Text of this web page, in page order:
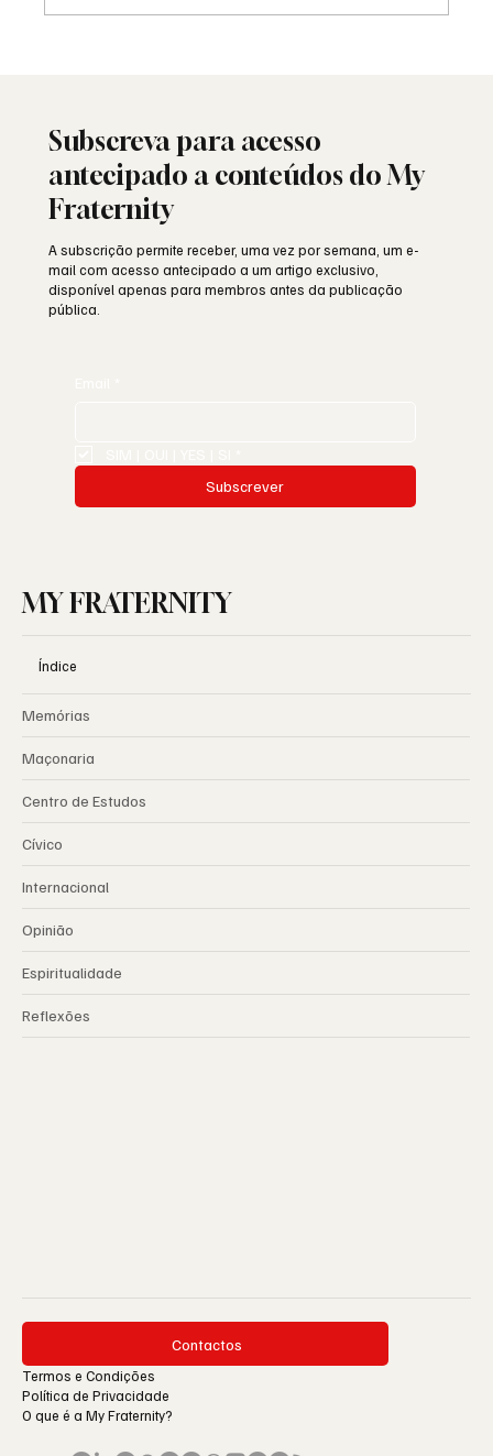
Subscreva para acesso
antecipado a conteúdos do My
Fraternity
A subscrição permite receber, uma vez por semana, um e-
mail com acesso antecipado a um artigo exclusivo,
disponível apenas para membros antes da publicação
pública.
Subscrever
MY FRATERNITY
Índice
Memórias
Maçonaria
Centro de Estudos
Cívico
Internacional
Opinião
Espiritualidade
Reflexões
Contactos
Termos e Condições
Política de Privacidade
O que é a My Fraternity?